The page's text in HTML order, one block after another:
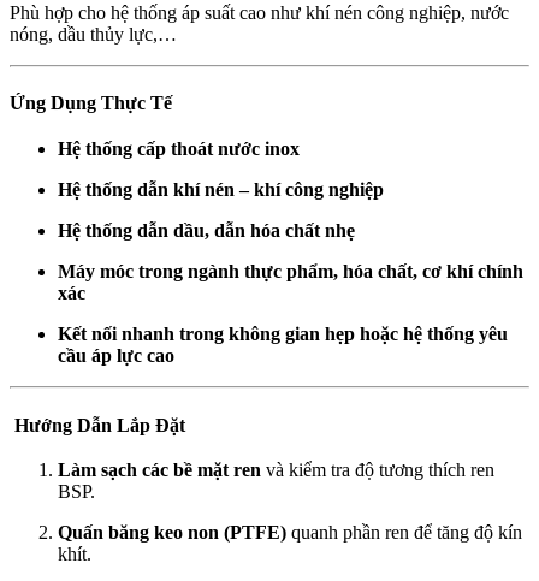
Phù hợp cho hệ thống áp suất cao như khí nén công nghiệp, nước
nóng, dầu thủy lực,…
Ứng Dụng Thực Tế
Hệ thống cấp thoát nước inox
Hệ thống dẫn khí nén – khí công nghiệp
Hệ thống dẫn dầu, dẫn hóa chất nhẹ
Máy móc trong ngành thực phẩm, hóa chất, cơ khí chính
xác
Kết nối nhanh trong không gian hẹp hoặc hệ thống yêu
cầu áp lực cao
Hướng Dẫn Lắp Đặt
Làm sạch các bề mặt ren và kiểm tra độ tương thích ren
BSP.
Quấn băng keo non (PTFE) quanh phần ren để tăng độ kín
khít.